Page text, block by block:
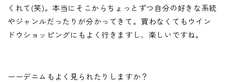
くれて(笑)。本当にそこからちょっとずつ自分の好きな系統
やジャンルだったりが分かってきて。買わなくてもウイン
ドウショッピングにもよく行きますし、楽しいですね。
ーーデニムもよく見られたりしますか？